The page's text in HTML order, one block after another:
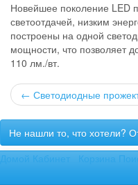
Новейшее поколение LED
светоотдачей, низким
построены на одной
мощности, что позволяет
110 лм./вт.
← Светодиодные
Не нашли то, что хотели?
Домой Кабинет Корзина